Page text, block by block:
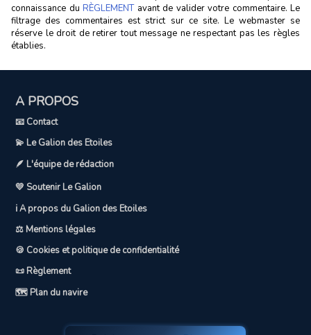
connaissance du RÈGLEMENTavant de valider votre commentaire. Le
filtrage des commentaires est strict sur ce site. Le webmaster se
réserve le droit de retirer tout message ne respectant pas les règles
établies.
A PROPOS
📧 Contact
💫 Le Galion des Etoiles
🪶 L'équipe de rédaction
💛 Soutenir Le Galion
ℹ️ A propos du Galion des Etoiles
⚖️ Mentions légales
🍪 Cookies et politique de confidentialité
📜 Règlement
🗺️ Plan du navire